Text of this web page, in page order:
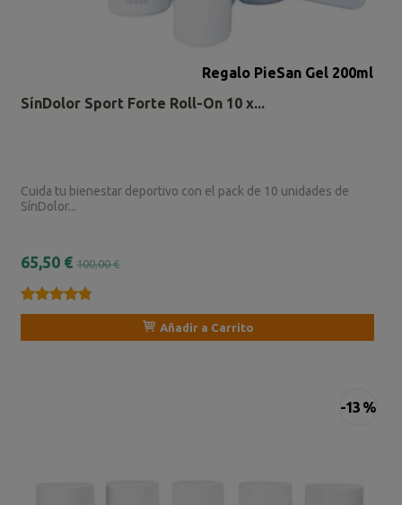
Regalo PieSan Gel 200ml
SínDolor Sport Forte Roll-On 10 x...
Cuida tu bienestar deportivo con el pack de 10 unidades de
SínDolor...
65,50 €100,00 €
★★★★★
★★★★★
Añadir a Carrito
-13 %